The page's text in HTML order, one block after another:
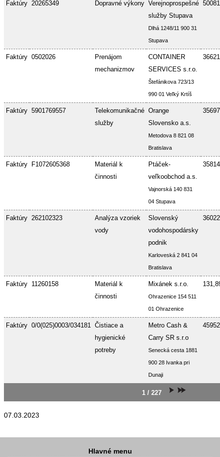
Faktúry 20265349 Dopravné výkony Verejnoprospešné
služby Stupava
Dlhá 1248/11 900 31
Stupava
Faktúry 0502026
Prenájom
mechanizmov
CONTAINER
SERVICES s.r.o.
Štefánikova 723/13
990 01 Veľký Krtíš
Faktúry 5901769557
Telekomunikačné
služby
Orange
Slovensko a.s.
Metodova 8 821 08
Bratislava
Faktúry F1072605368
Materiál k
činnosti
Ptáček-
veľkoobchod a.s.
Vajnorská 140 831
04 Stupava
Faktúry 262102323
Analýza vzoriek
vody
Slovenský
vodohospodársky
podnik
Karloveská 2 841 04
Bratislava
Faktúry 11260158
Materiál k
činnosti
Mixánek s.r.o.
Ohrazenice 154 511
01 Ohrazenice
Faktúry 0/0(025)0003/034181 Čistiace a
hygienické
potreby
Metro Cash &
Carry SR s.r.o
Senecká cesta 1881
900 28 Ivanka pri
Dunaji
1 / 227
07.03.2023
Hlavné menu